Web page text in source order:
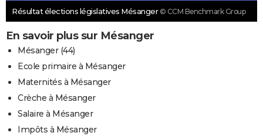
Résultat élections législatives Mésanger © CCM Benchmark Group
En savoir plus sur Mésanger
Mésanger (44)
Ecole primaire à Mésanger
Maternités à Mésanger
Crèche à Mésanger
Salaire à Mésanger
Impôts à Mésanger